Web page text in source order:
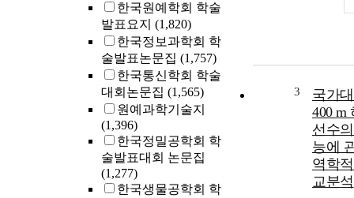
한국원예학회 학술
발표요지 (1,820)
한국정보과학회 학
술발표논문집 (1,757)
한국통신학회 학술
대회논문집 (1,565)
원예과학기술지
(1,396)
한국정밀공학회 학
술발표대회 논문집
(1,277)
한국생물공학회 학
3
국가
400 m
선수
능에
역학
교분석